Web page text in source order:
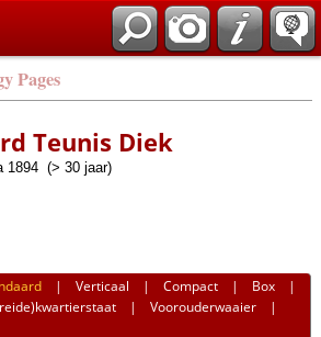
Pages
Teunis Diek
1894 (> 30 jaar)
|Verticaal |Compact | Box |
|Voorouderwaaier |